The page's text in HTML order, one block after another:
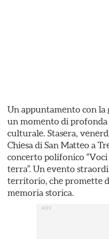
Un appuntamento con la
un momento di profonda
culturale. Stasera,
Chiesa di San Matteo a
concerto polifonico
terra”. Un evento
territorio, che promette
memoria storica.